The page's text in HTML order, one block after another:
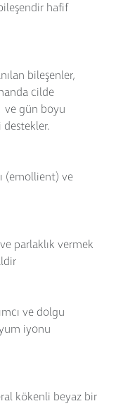
hafif
bileşenler,
cilde
ve gün boyu
destekler.
(emollient) ve
parlaklık vermek
ve dolgu
iyonu
kökenli beyaz bir